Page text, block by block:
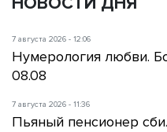
7 августа 2026 - 12:06
Нумерология любви.
08.08
7 августа 2026 - 11:36
Пьяный пенсионер